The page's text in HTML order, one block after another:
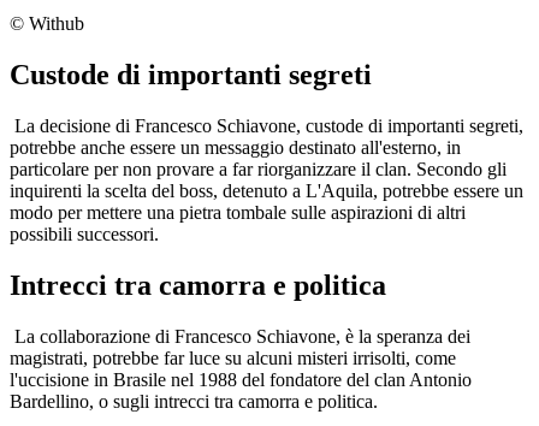
© Withub
Custode di importanti segreti
La decisione di Francesco Schiavone, custode di importanti segreti,
potrebbe anche essere un messaggio destinato all'esterno, in
particolare per non provare a far riorganizzare il clan. Secondo gli
inquirenti la scelta del boss, detenuto a L'Aquila, potrebbe essere un
modo per mettere una pietra tombale sulle aspirazioni di altri
possibili successori.
Intrecci tra camorra e politica
La collaborazione di Francesco Schiavone, è la speranza dei
magistrati, potrebbe far luce su alcuni misteri irrisolti, come
l'uccisione in Brasile nel 1988 del fondatore del clan Antonio
Bardellino, o sugli intrecci tra camorra e politica.